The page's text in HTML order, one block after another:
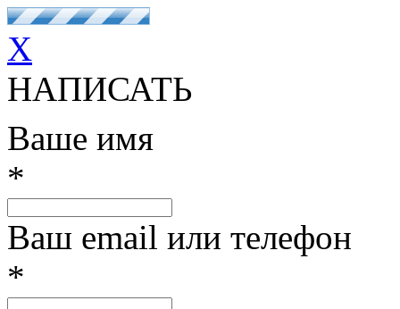
X
НАПИСАТЬ
Ваше имя
*
Ваш email или телефон
*